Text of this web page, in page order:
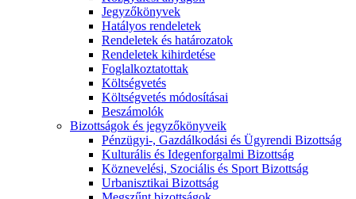
Jegyzőkönyvek
Hatályos rendeletek
Rendeletek és határozatok
Rendeletek kihirdetése
Foglalkoztatottak
Költségvetés
Költségvetés módosításai
Beszámolók
Bizottságok és jegyzőkönyveik
Pénzügyi-, Gazdálkodási és Ügyrendi Bizottság
Kulturális és Idegenforgalmi Bizottság
Köznevelési, Szociális és Sport Bizottság
Urbanisztikai Bizottság